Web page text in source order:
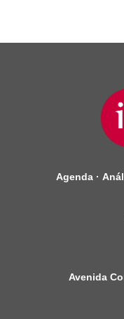
Agenda ·
Avenida